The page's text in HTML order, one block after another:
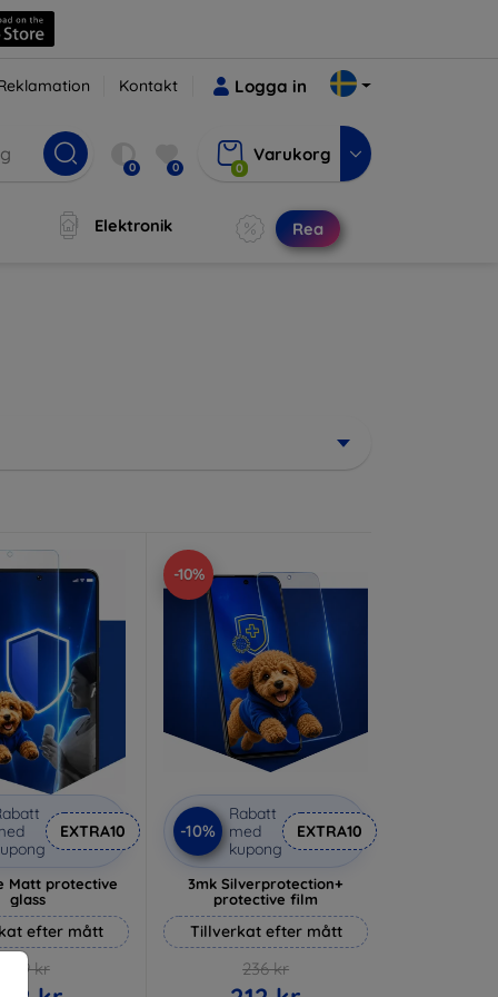
Kontakt Logga in
0 0 0
Varukorg
Elektronik Rea
EXTRA10
Matt protective
glass
efter mått
169 kr
-10%
-10%
Rabatt
med
kupong
EXTRA10
3mk Silverprotection+
protective film
Tillverkat efter mått
236 kr